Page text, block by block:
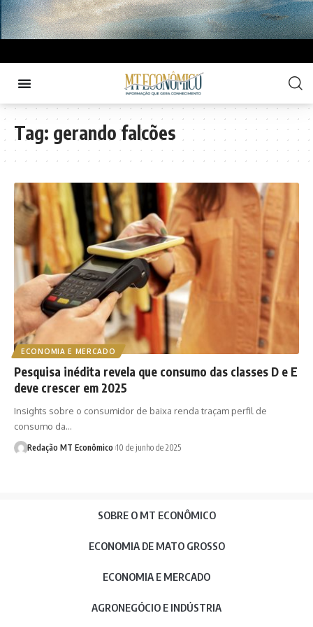
Tag: gerando falcões
ECONOMIA E MERCADO
Pesquisa inédita revela que consumo das classes D e E
deve crescer em 2025
Insights sobre o consumidor de baixa renda traçam perfil de
consumo da…
Redação MT Econômico 10 de junho de 2025
SOBRE O MT ECONÔMICO
ECONOMIA DE MATO GROSSO
ECONOMIA E MERCADO
AGRONEGÓCIO E INDÚSTRIA